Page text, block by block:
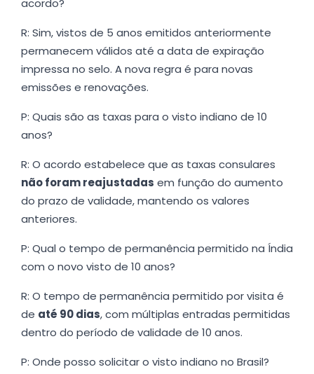
acordo?
R: Sim, vistos de 5 anos emitidos anteriormente
permanecem válidos até a data de expiração
impressa no selo. A nova regra é para novas
emissões e renovações.
P: Quais são as taxas para o visto indiano de 10
anos?
R: O acordo estabelece que as taxas consulares
não foram reajustadas em função do aumento
do prazo de validade, mantendo os valores
anteriores.
P: Qual o tempo de permanência permitido na Índia
com o novo visto de 10 anos?
R: O tempo de permanência permitido por visita é
de até 90 dias, com múltiplas entradas permitidas
dentro do período de validade de 10 anos.
P: Onde posso solicitar o visto indiano no Brasil?